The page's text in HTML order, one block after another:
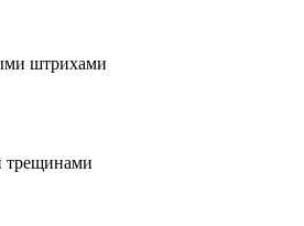
штрихами
трещинами